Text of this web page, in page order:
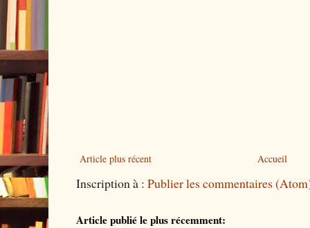
Article plus récent Accueil
Inscription à : Publier les commentaires
Article publié le plus récemment: